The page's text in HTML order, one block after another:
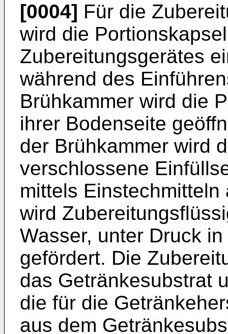
[0004] Für die
wird die
Zubereitungsgerätes
während des
Brühkammer wird die
ihrer Bodenseite
der Brühkammer wird
verschlossene
mittels
wird
Wasser, unter Druck
gefördert. Die
das Getränkesubstrat
die für die
aus dem